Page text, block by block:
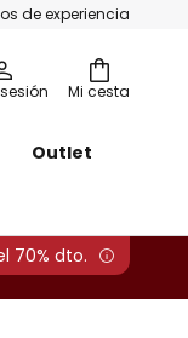
de experiencia
Mi cesta
Outlet
70% dto.